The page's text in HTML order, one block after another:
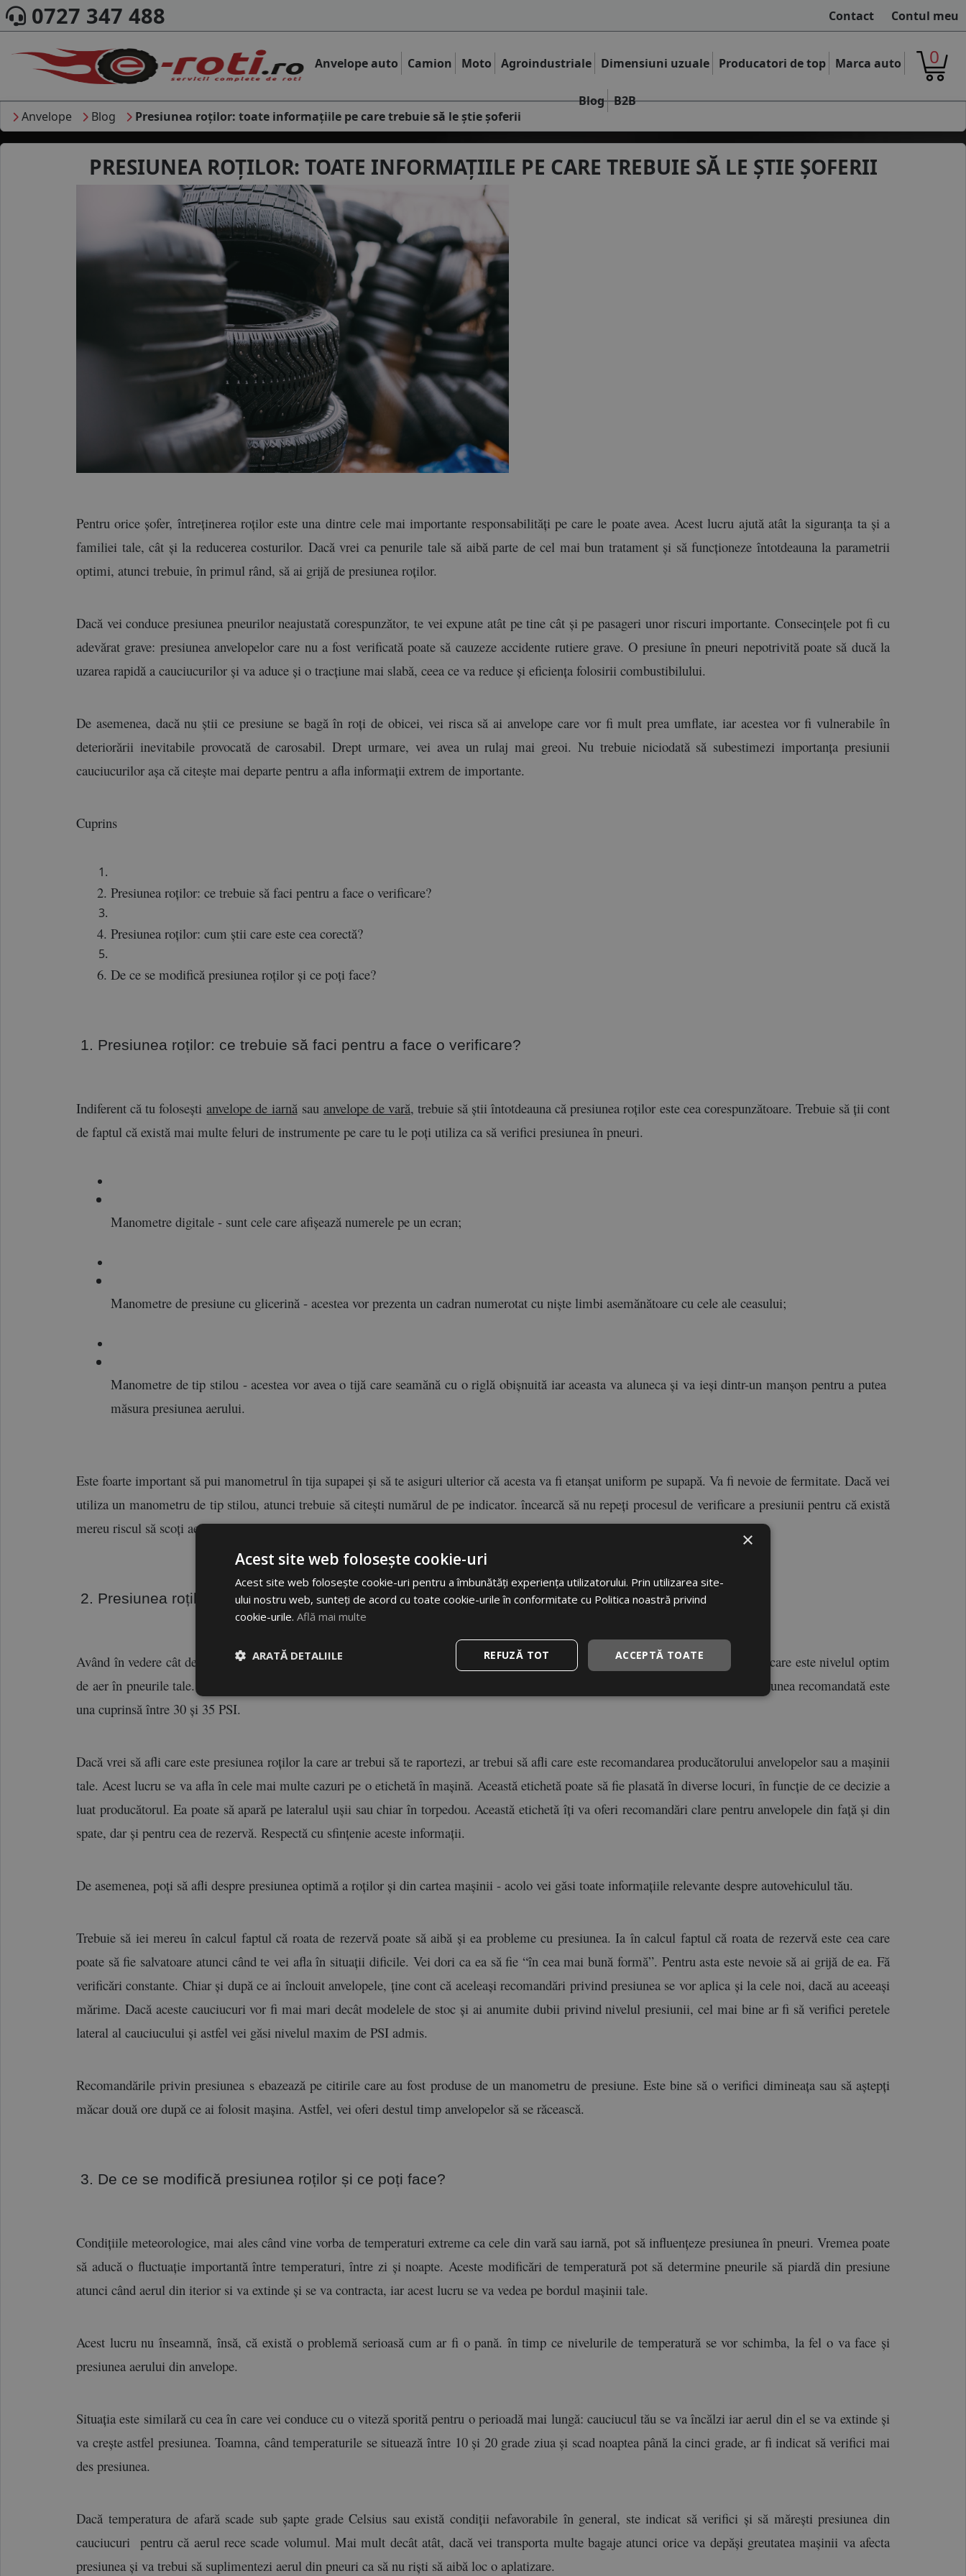
0727 347 488 Contact Contul meu
Anvelope auto Camion Moto Agroindustriale Dimensiuni uzuale Producatori de top Marca auto
Blog B2B
0
Anvelope Blog Presiunea roților: toate informațiile pe care trebuie să le știe șoferii
PRESIUNEA ROȚILOR: TOATE INFORMAȚIILE PE CARE TREBUIE SĂ LE ȘTIE ȘOFERII
Pentru orice șofer, întreținerea roților este una dintre cele mai importante responsabilități pe care le poate avea. Acest lucru ajută atât la siguranța ta și a
familiei tale, cât și la reducerea costurilor. Dacă vrei ca penurile tale să aibă parte de cel mai bun tratament și să funcționeze întotdeauna la parametrii
optimi, atunci trebuie, în primul rând, să ai grijă de presiunea roților.
Dacă vei conduce presiunea pneurilor neajustată corespunzător, te vei expune atât pe tine cât și pe pasageri unor riscuri importante. Consecințele pot fi cu
adevărat grave: presiunea anvelopelor care nu a fost verificată poate să cauzeze accidente rutiere grave. O presiune în pneuri nepotrivită poate să ducă la
uzarea rapidă a cauciucurilor și va aduce și o tracțiune mai slabă, ceea ce va reduce și eficiența folosirii combustibilului.
De asemenea, dacă nu știi ce presiune se bagă în roți de obicei, vei risca să ai anvelope care vor fi mult prea umflate, iar acestea vor fi vulnerabile în
deteriorării inevitabile provocată de carosabil. Drept urmare, vei avea un rulaj mai greoi. Nu trebuie niciodată să subestimezi importanța presiunii
cauciucurilor așa că citește mai departe pentru a afla informații extrem de importante.
Cuprins
Presiunea roților: ce trebuie să faci pentru a face o verificare?
Presiunea roților: cum știi care este cea corectă?
De ce se modifică presiunea roților și ce poți face?
1. Presiunea roților: ce trebuie să faci pentru a face o verificare?
Indiferent că tu folosești anvelope de iarnă sau anvelope de vară, trebuie să știi întotdeauna că presiunea roților este cea corespunzătoare. Trebuie să ții cont
de faptul că există mai multe feluri de instrumente pe care tu le poți utiliza ca să verifici presiunea în pneuri.
Manometre digitale - sunt cele care afișează numerele pe un ecran;
Manometre de presiune cu glicerină - acestea vor prezenta un cadran numerotat cu niște limbi asemănătoare cu cele ale ceasului;
Manometre de tip stilou - acestea vor avea o tijă care seamănă cu o riglă obișnuită iar aceasta va aluneca și va ieși dintr-un manșon pentru a putea
măsura presiunea aerului.
Este foarte important să pui manometrul în tija supapei și să te asiguri ulterior că acesta va fi etanșat uniform pe supapă. Va fi nevoie de fermitate. Dacă vei
utiliza un manometru de tip stilou, atunci trebuie să citești numărul de pe indicator. încearcă să nu repeți procesul de verificare a presiunii pentru că există
mereu riscul să scoți aerul din pneuri.
2. Presiunea roților: cum știi care este cea corectă?
Având în vedere cât de important este ca tu să ai grijă de anvelopele tale, dacă vrei să circuli în siguranță, este esențial ca tu să știi care este nivelul optim
de aer în pneurile tale. în primul rând, trebuie să știi că acest lucru se măsură în kilograme pe inch pătrat sau PSI. în general, presiunea recomandată este
una cuprinsă între 30 și 35 PSI.
Dacă vrei să afli care este presiunea roților la care ar trebui să te raportezi, ar trebui să afli care este recomandarea producătorului anvelopelor sau a mașinii
tale. Acest lucru se va afla în cele mai multe cazuri pe o etichetă în mașină. Această etichetă poate să fie plasată în diverse locuri, în funcție de ce decizie a
luat producătorul. Ea poate să apară pe lateralul ușii sau chiar în torpedou. Această etichetă îți va oferi recomandări clare pentru anvelopele din față și din
spate, dar și pentru cea de rezervă. Respectă cu sfințenie aceste informații.
De asemenea, poți să afli despre presiunea optimă a roților și din cartea mașinii - acolo vei găsi toate informațiile relevante despre autovehiculul tău.
Trebuie să iei mereu în calcul faptul că roata de rezervă poate să aibă și ea probleme cu presiunea. Ia în calcul faptul că roata de rezervă este cea care
poate să fie salvatoare atunci când te vei afla în situații dificile. Vei dori ca ea să fie “în cea mai bună formă”. Pentru asta este nevoie să ai grijă de ea. Fă
verificări constante. Chiar și după ce ai înclouit anvelopele, ține cont că aceleași recomandări privind presiunea se vor aplica și la cele noi, dacă au aceeași
mărime. Dacă aceste cauciucuri vor fi mai mari decât modelele de stoc și ai anumite dubii privind nivelul presiunii, cel mai bine ar fi să verifici peretele
lateral al cauciucului și astfel vei găsi nivelul maxim de PSI admis.
Recomandările privin presiunea s ebazează pe citirile care au fost produse de un manometru de presiune. Este bine să o verifici dimineața sau să aștepți
măcar două ore după ce ai folosit mașina. Astfel, vei oferi destul timp anvelopelor să se răcească.
3. De ce se modifică presiunea roților și ce poți face?
Condițiile meteorologice, mai ales când vine vorba de temperaturi extreme ca cele din vară sau iarnă, pot să influențeze presiunea în pneuri. Vremea poate
să aducă o fluctuație importantă între temperaturi, între zi și noapte. Aceste modificări de temperatură pot să determine pneurile să piardă din presiune
atunci când aerul din iterior si va extinde și se va contracta, iar acest lucru se va vedea pe bordul mașinii tale.
Acest lucru nu înseamnă, însă, că există o problemă serioasă cum ar fi o pană. în timp ce nivelurile de temperatură se vor schimba, la fel o va face și
presiunea aerului din anvelope.
Situația este similară cu cea în care vei conduce cu o viteză sporită pentru o perioadă mai lungă: cauciucul tău se va încălzi iar aerul din el se va extinde și
va crește astfel presiunea. Toamna, când temperaturile se situează între 10 și 20 grade ziua și scad noaptea până la cinci grade, ar fi indicat să verifici mai
des presiunea.
Dacă temperatura de afară scade sub șapte grade Celsius sau există condiții nefavorabile în general, ste indicat să verifici și să mărești presiunea din
cauciucuri  pentru că aerul rece scade volumul. Mai mult decât atât, dacă vei transporta multe bagaje atunci orice va depăși greutatea mașinii va afecta
presiunea și va trebui să suplimentezi aerul din pneuri ca să nu riști să aibă loc o aplatizare.
×
Acest site web folosește cookie-uri
Acest site web folosește cookie-uri pentru a îmbunătăți experiența utilizatorului. Prin utilizarea site-
ului nostru web, sunteți de acord cu toate cookie-urile în conformitate cu Politica noastră privind
cookie-urile. Află mai multe
ACCEPTĂ TOATE
REFUZĂ TOT
ARATĂ DETALIILE